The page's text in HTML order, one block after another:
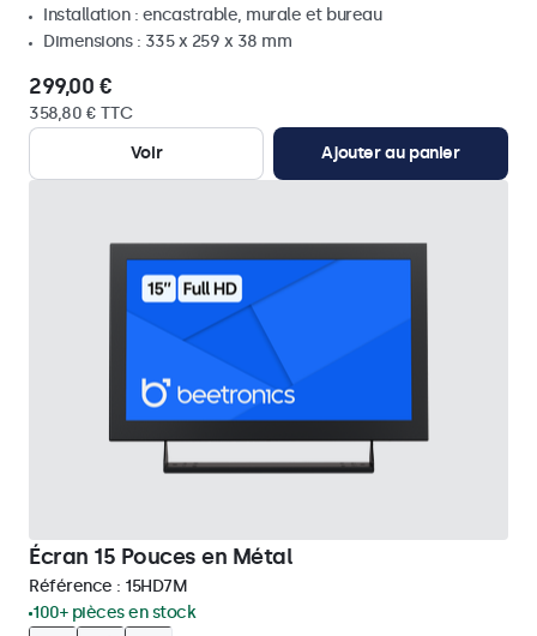
Installation : encastrable, murale et bureau
Dimensions : 335 x 259 x 38 mm
299,00 €
358,80 € TTC
Voir
Ajouter au panier
Écran 15 Pouces en Métal
Référence : 15HD7M
100+ pièces en stock